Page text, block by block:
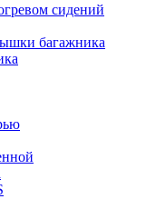
сидений
багажника